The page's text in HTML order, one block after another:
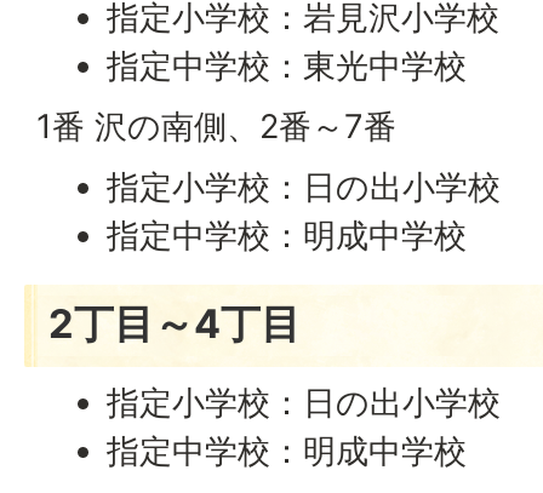
指定小学校：岩見沢小学校
指定中学校：東光中学校
1番 沢の南側、2番～7番
指定小学校：日の出小学校
指定中学校：明成中学校
2丁目～4丁目
指定小学校：日の出小学校
指定中学校：明成中学校